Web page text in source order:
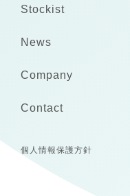
Stockist
News
Company
Contact
個人情報保護方針